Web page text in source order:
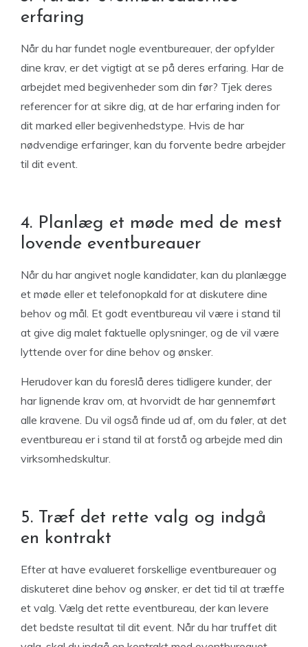
erfaring
Når du har fundet nogle eventbureauer, der opfylder
dine krav, er det vigtigt at se på deres erfaring. Har de
arbejdet med begivenheder som din før? Tjek deres
referencer for at sikre dig, at de har erfaring inden for
dit marked eller begivenhedstype. Hvis de har
nødvendige erfaringer, kan du forvente bedre arbejder
til dit event.
4. Planlæg et møde med de mest
lovende eventbureauer
Når du har angivet nogle kandidater, kan du planlægge
et møde eller et telefonopkald for at diskutere dine
behov og mål. Et godt eventbureau vil være i stand til
at give dig malet faktuelle oplysninger, og de vil være
lyttende over for dine behov og ønsker.
Herudover kan du foreslå deres tidligere kunder, der
har lignende krav om, at hvorvidt de har gennemført
alle kravene. Du vil også finde ud af, om du føler, at det
eventbureau er i stand til at forstå og arbejde med din
virksomhedskultur.
5. Træf det rette valg og indgå
en kontrakt
Efter at have evalueret forskellige eventbureauer og
diskuteret dine behov og ønsker, er det tid til at træffe
et valg. Vælg det rette eventbureau, der kan levere
det bedste resultat til dit event. Når du har truffet dit